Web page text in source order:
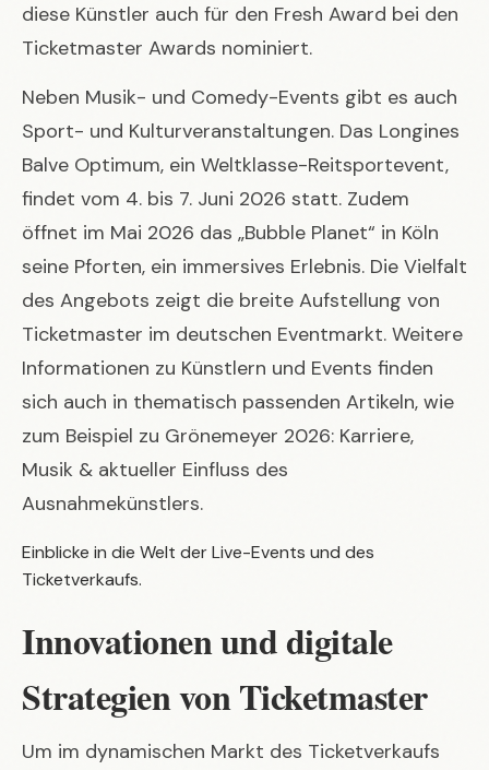
diese Künstler auch für den Fresh Award bei den
Ticketmaster Awards nominiert.
Neben Musik- und Comedy-Events gibt es auch
Sport- und Kulturveranstaltungen. Das Longines
Balve Optimum, ein Weltklasse-Reitsportevent,
findet vom 4. bis 7. Juni 2026 statt. Zudem
öffnet im Mai 2026 das „Bubble Planet“ in Köln
seine Pforten, ein immersives Erlebnis. Die Vielfalt
des Angebots zeigt die breite Aufstellung von
Ticketmaster im deutschen Eventmarkt. Weitere
Informationen zu Künstlern und Events finden
sich auch in thematisch passenden Artikeln, wie
zum Beispiel zu Grönemeyer 2026: Karriere,
Musik & aktueller Einfluss des
Ausnahmekünstlers.
Einblicke in die Welt der Live-Events und des
Ticketverkaufs.
Innovationen und digitale
Strategien von Ticketmaster
Um im dynamischen Markt des Ticketverkaufs